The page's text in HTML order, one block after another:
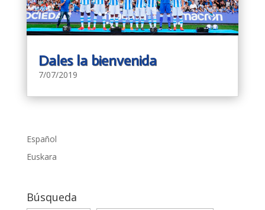
Dales la bienvenida
7/07/2019
Español
Euskara
Búsqueda